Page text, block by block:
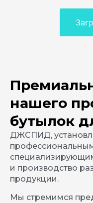
нашего
бутылок
ДЖСПИД,
и производство
продукции.
Мы стремимся